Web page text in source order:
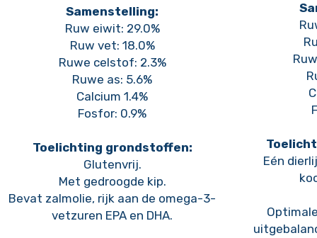
Samenstelling:
Ruw eiwit: 29.0%
Ruw vet: 18.0%
Ruwe celstof: 2.3%
Ruwe as: 5.6%
Calcium 1.4%
Fosfor: 0.9%
Toelichting grondstoffen:
Glutenvrij.
Met gedroogde kip.
Bevat zalmolie, rijk aan de omega-3-
vetzuren EPA en DHA.
Eén